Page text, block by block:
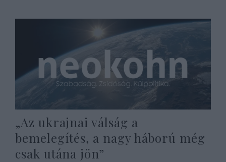
„Az ukrajnai válság a
bemelegítés, a nagy háború még
csak utána jön”